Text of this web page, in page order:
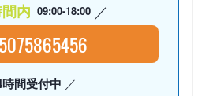
内 09:00-18:00
間受付中